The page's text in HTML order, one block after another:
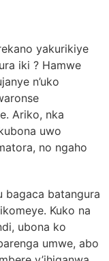
yakurikiye
iki ? Hamwe
n’uko
Ariko, nka
uwo
no ngaho
bagaca batangura
Kuko na
ubona ko
umwe, abo